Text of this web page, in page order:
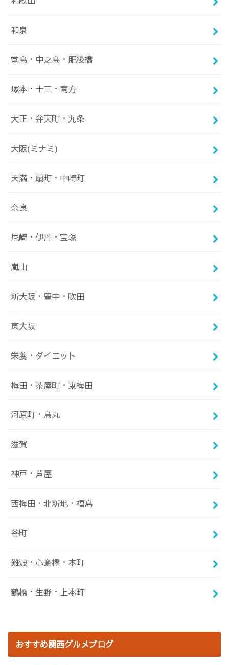
和泉
堂島・中之島・肥後橋
塚本・十三・南方
大正・弁天町・九条
大阪(ミナミ)
天満・扇町・中崎町
奈良
尼崎・伊丹・宝塚
嵐山
新大阪・豊中・吹田
東大阪
栄養・ダイエット
梅田・茶屋町・東梅田
河原町・烏丸
滋賀
神戸・芦屋
西梅田・北新地・福島
谷町
難波・心斎橋・本町
鶴橋・生野・上本町
おすすめ関西グルメブログ